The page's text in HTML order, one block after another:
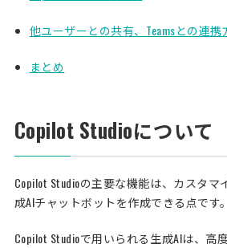
他ユーザーとの共有、Teamsとの連携
まとめ
Copilot Studioについて
Copilot Studioの主要な機能は、カスタ
成AIチャットボットを作成できる点です。
Copilot Studioで用いられる生成AIは、高